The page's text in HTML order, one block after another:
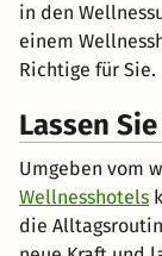
in den
einem
Richtige für Sie.
Lassen
Umgeben vom
Wellnesshotels
die